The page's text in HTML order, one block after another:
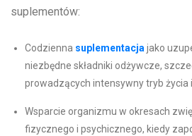
suplementów:
Codzienna suplementacja jako
niezbędne składniki odżywcze,
prowadzących intensywny tryb życia
Wsparcie organizmu w okresach
fizycznego i psychicznego, kiedy